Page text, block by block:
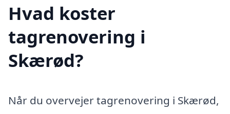
Hvad koster
tagrenovering i
Skærød?
Når du overvejer tagrenovering i Skærød,